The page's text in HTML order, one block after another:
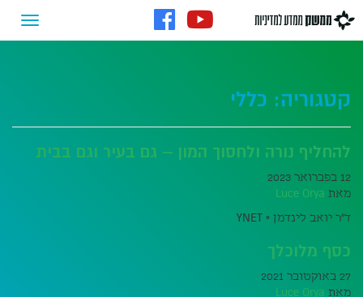
קטגוריה: כללי
להחליף נורה ולחסוך המון – גם בעיר וגם בבית
12 בפברואר 2023
מאת Luce Orya
ד"ר יואב לינדמן ◦ YNET
כסף מלוכלך
27 באוקטובר 2021
מאת Luce Orya